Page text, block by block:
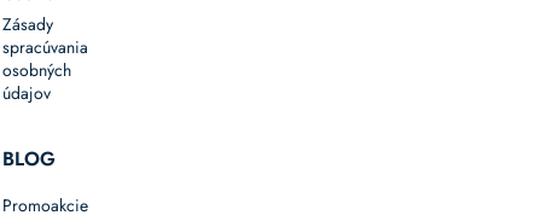
Zásady
spracúvania
osobných
údajov
BLOG
Promoakcie